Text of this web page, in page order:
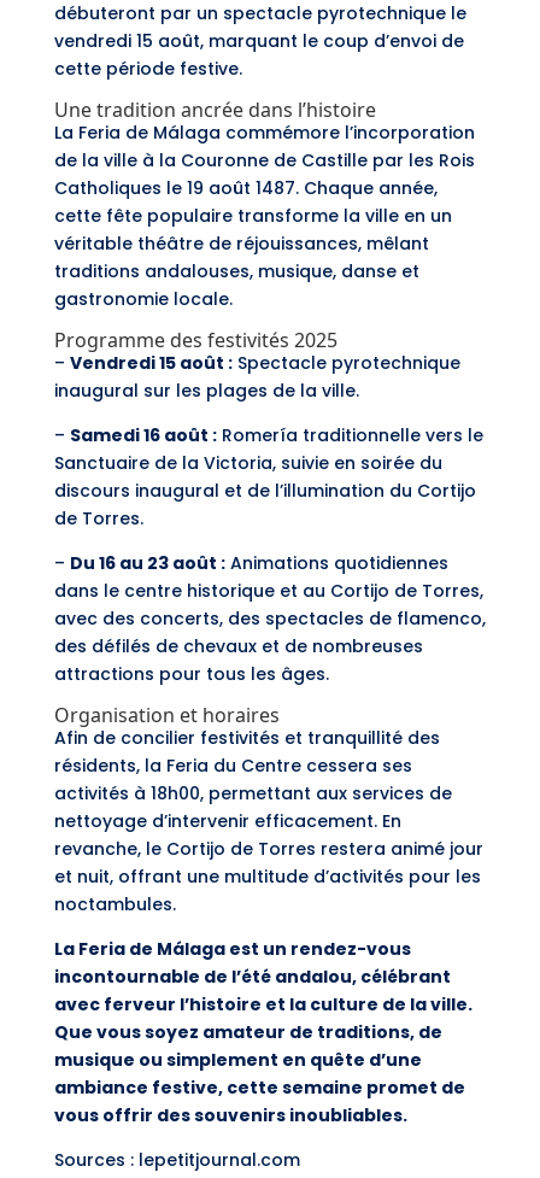
débuteront par un spectacle pyrotechnique le
vendredi 15 août, marquant le coup d’envoi de
cette période festive.
Une tradition ancrée dans l’histoire
La Feria de Málaga commémore l’incorporation
de la ville à la Couronne de Castille par les Rois
Catholiques le 19 août 1487. Chaque année,
cette fête populaire transforme la ville en un
véritable théâtre de réjouissances, mêlant
traditions andalouses, musique, danse et
gastronomie locale.
Programme des festivités 2025
– Vendredi 15 août :Spectacle pyrotechnique
inaugural sur les plages de la ville.
– Samedi 16 août :Romería traditionnelle vers le
Sanctuaire de la Victoria, suivie en soirée du
discours inaugural et de l’illumination du Cortijo
de Torres.
– Du 16 au 23 août :Animations quotidiennes
dans le centre historique et au Cortijo de Torres,
avec des concerts, des spectacles de flamenco,
des défilés de chevaux et de nombreuses
attractions pour tous les âges.
Organisation et horaires
Afin de concilier festivités et tranquillité des
résidents, la Feria du Centre cessera ses
activités à 18h00, permettant aux services de
nettoyage d’intervenir efficacement. En
revanche, le Cortijo de Torres restera animé jour
et nuit, offrant une multitude d’activités pour les
noctambules.
La Feria de Málaga est un rendez-vous
incontournable de l’été andalou, célébrant
avec ferveur l’histoire et la culture de la ville.
Que vous soyez amateur de traditions, de
musique ou simplement en quête d’une
ambiance festive, cette semaine promet de
vous offrir des souvenirs inoubliables.
Sources : lepetitjournal.com